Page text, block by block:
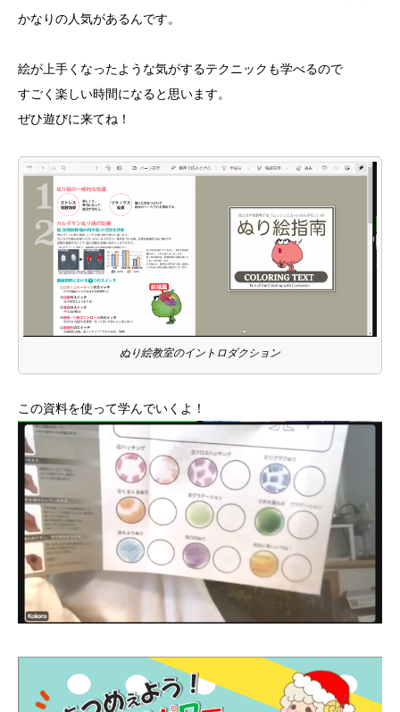
かなりの人気があるんです。
絵が上手くなったような気がするテクニックも学べるので
すごく楽しい時間になると思います。
ぜひ遊びに来てね！
ぬり絵教室のイントロダクション
この資料を使って学んでいくよ！